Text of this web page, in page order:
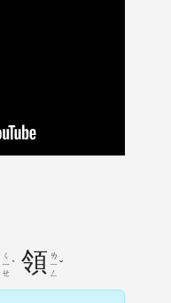
ㄑ
ㄧ
ㄝ
ˋ 領 ㄌ
ㄧ
ㄥ
ˇ